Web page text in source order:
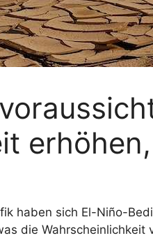
haben sich El-Niño-
die